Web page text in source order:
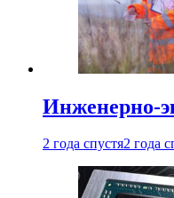
Инженерно-
2 года спустя2 года